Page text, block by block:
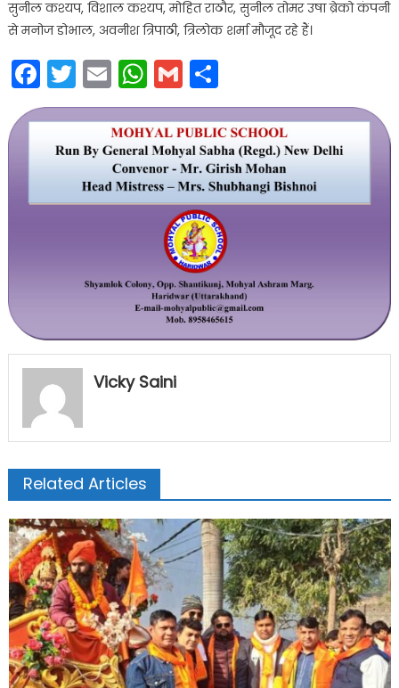
सुनील कश्यप, विशाल कश्यप, मोहित राठौर, सुनील तोमर उषा ब्रेको कंपनी
से मनोज डोभाल, अवनीश त्रिपाठी, त्रिलोक शर्मा मौजूद रहे हैं।
Facebook
Twitter
EmailWhatsApp
GmailShare
Vicky Saini
Related Articles